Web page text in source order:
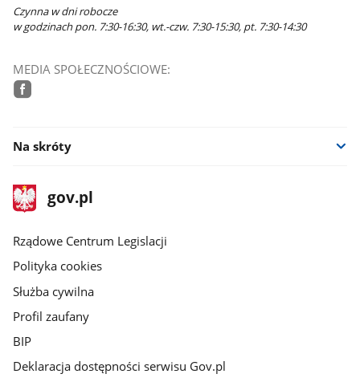
Czynna w dni robocze
w godzinach pon. 7:30-16:30, wt.-czw. 7:30-15:30, pt. 7:30-14:30
MEDIA SPOŁECZNOŚCIOWE:
Na skróty
stopka
gov.plStrona
gov.pl
Rządowe Centrum Legislacji
Polityka cookies
Służba cywilna
Profil zaufany
BIP
Deklaracja dostępności serwisu Gov.pl